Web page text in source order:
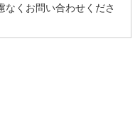
くお問い合わせくださ